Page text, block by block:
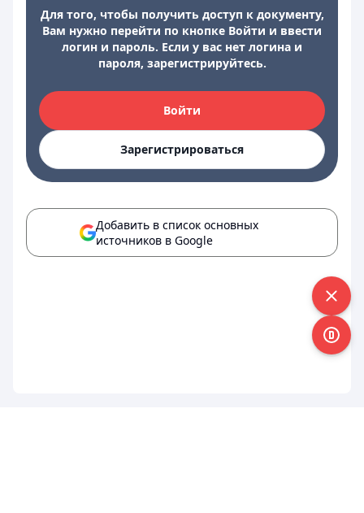
Для того, чтобы получить доступ к документу,
Вам нужно перейти по кнопке Войти и ввести
логин и пароль. Если у вас нет логина и
пароля, зарегистрируйтесь.
Войти
Зарегистрироваться
Добавить в список основных
источников в Google